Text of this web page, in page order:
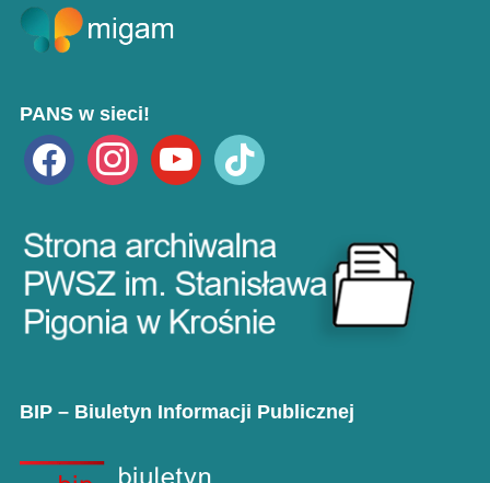
PANS w sieci!
facebook instagramyoutube tiktok
BIP – Biuletyn Informacji Publicznej